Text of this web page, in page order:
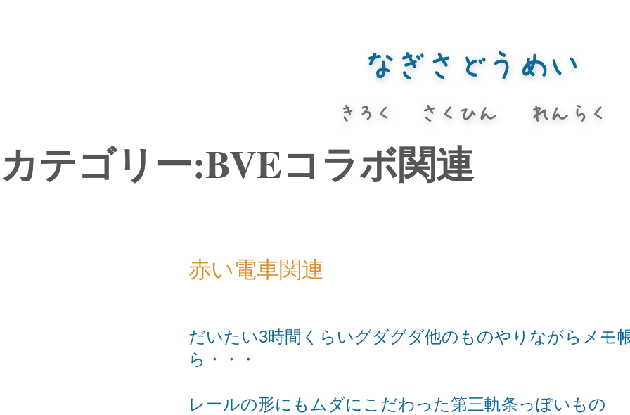
カテゴリー:BVEコラボ関連
赤い電車関連
だいたい3時間くらいグダグダ他のものやりながらメモ
ら・・・
レールの形にもムダにこだわった第三軌条っぽいもの